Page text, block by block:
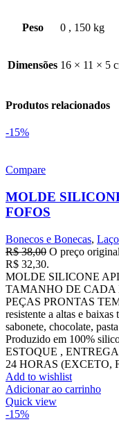
Peso 0 , 150 kg
Dimensões 16 × 11 × 5
Produtos relacionados
-15%
Compare
MOLDE
FOFOS
Bonecos e Bonecas,
R$38,00 O preço
R$ 32,30.
MOLDE SILICONE
TAMANHO DE CADA
PEÇAS PRONTAS
resistente a altas e
sabonete, chocolate,
Produzido em 100%
ESTOQUE ,
24 HORAS (EXCETO,
Add to wishlist
Adicionar ao carrinho
Quick view
-15%